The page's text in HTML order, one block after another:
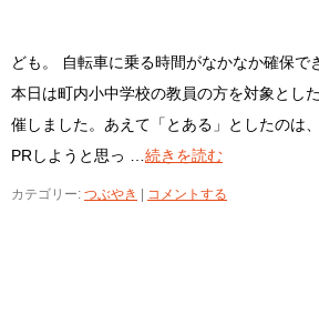
ども。 自転車に乗る時間がなかなか確保で
本日は町内小中学校の教員の方を対象とし
催しました。あえて「とある」としたのは
PRしようと思っ … 続きを読む
カテゴリー: つぶやき コメントする